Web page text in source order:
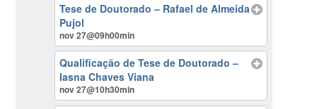
Tese de Doutorado – Rafael de Almeida
Pujol
nov 27@09h00min
Qualificação de Tese de Doutorado –
Iasna Chaves Viana
nov 27@10h30min